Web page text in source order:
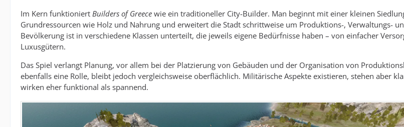
Im Kern funktioniert Builders of Greece wie ein traditioneller City-Builder. Man beginnt mit einer kleinen
Grundressourcen wie Holz und Nahrung und erweitert die Stadt schrittweise um Produktions-, Verwaltungs-
Bevölkerung ist in verschiedene Klassen unterteilt, die jeweils eigene Bedürfnisse haben – von einfacher
Luxusgütern.
Das Spiel verlangt Planung, vor allem bei der Platzierung von Gebäuden und der Organisation von
ebenfalls eine Rolle, bleibt jedoch vergleichsweise oberflächlich. Militärische Aspekte existieren, stehen aber
wirken eher funktional als spannend.